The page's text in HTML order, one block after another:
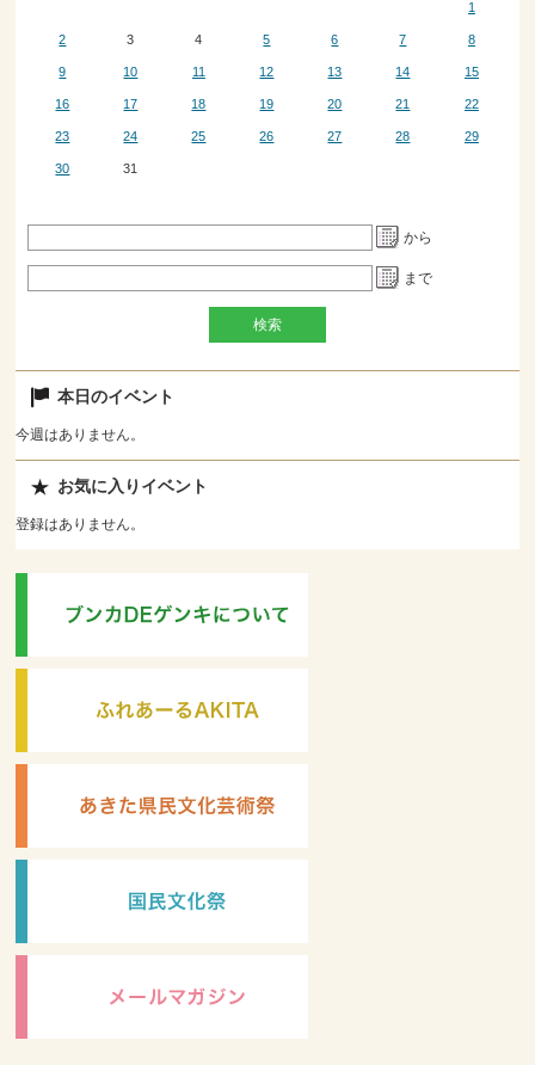
1
2 3 4 5 6 7 8
9 10 11 12 13 14 15
16 17 18 19 20 21 22
23 24 25 26 27 28 29
30 31
から
まで
本日のイベント
今週はありません。
お気に入りイベント
登録はありません。